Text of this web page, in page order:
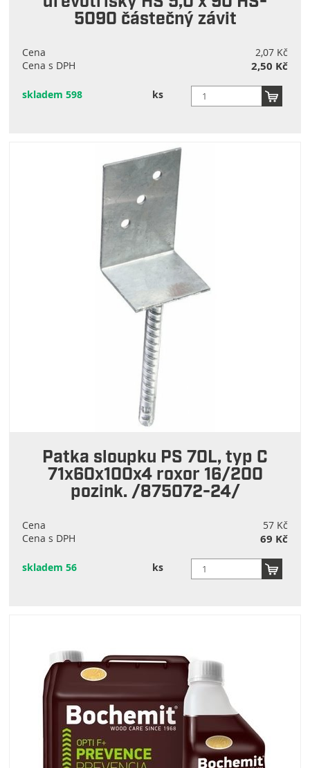
5090 částečný závit
Cena
2,07 Kč
Cena s DPH
2,50 Kč
skladem 598 ks
Patka sloupku PS 70L, typ C
71x60x100x4 roxor 16/200
pozink. /875072-24/
Cena
57 Kč
Cena s DPH
69 Kč
skladem 56 ks